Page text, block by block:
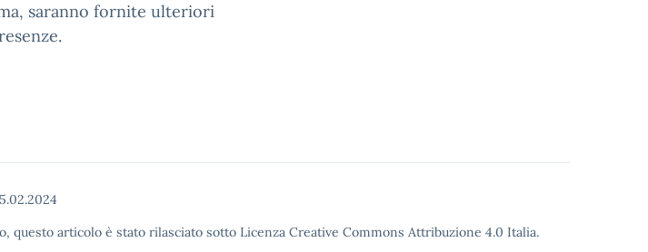
saranno fornite ulteriori
questo articolo è stato rilasciato sotto Licenza Creative Commons Attribuzione 4.0 Italia.